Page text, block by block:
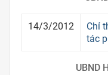
14/3/2012
Chỉ
tác
UBND